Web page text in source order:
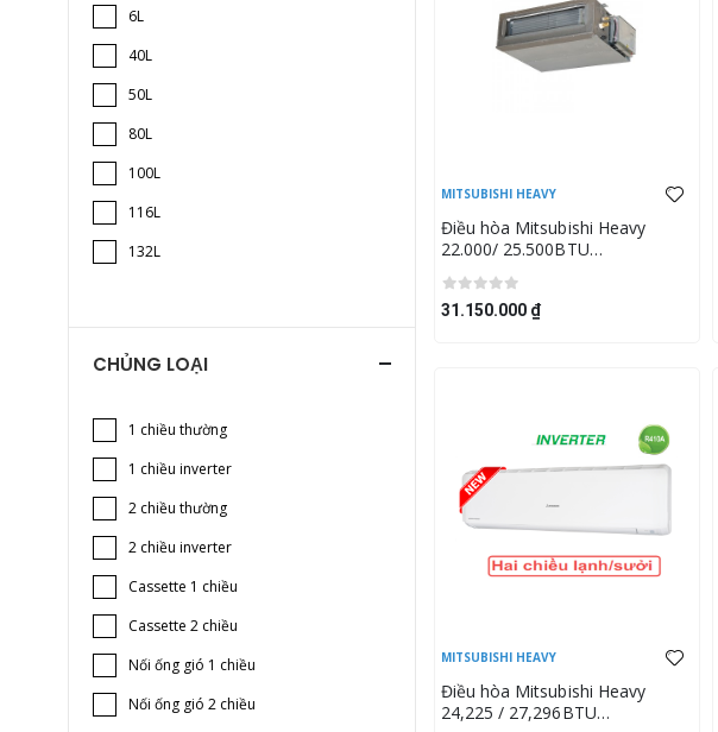
6L
40L
50L
80L
100L
116L
132L
CHỦNG LOẠI
1 chiều thường
1 chiều inverter
2 chiều thường
2 chiều inverter
Cassette 1 chiều
Cassette 2 chiều
Nối ống gió 1 chiều
Nối ống gió 2 chiều
MITSUBISHI HEAVY
Điều hòa Mitsubishi Heavy
22.000/ 25.500BTU
31.150.000 ₫
MITSUBISHI HEAVY
Điều hòa Mitsubishi Heavy
24,225 / 27,296BTU